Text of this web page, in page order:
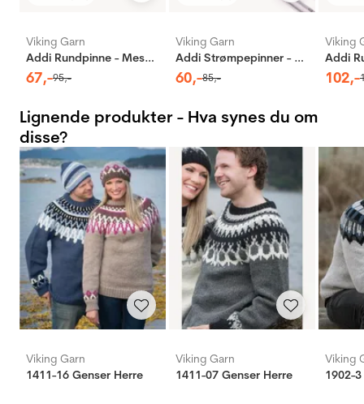
Viking Garn
Addi Rundpinne - Messing
67,-95,-
Viking Garn
Addi Strømpepinner - Aluminium
60,-85,-
Viking
102,-
Lignende produkter - Hva synes du om
disse?
Viking Garn
1411-16 Genser Herre
Viking Garn
1411-07 Genser Herre
Viking